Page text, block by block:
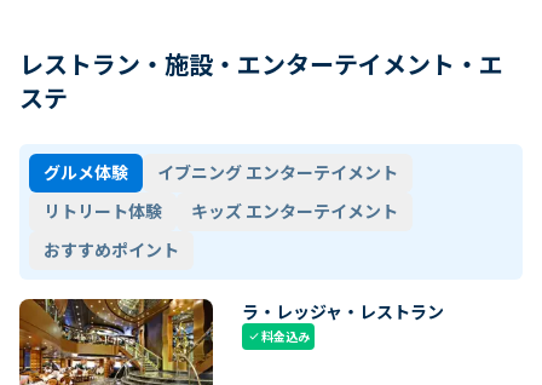
レストラン・施設・エンターテイメント・エ
ステ
グルメ体験
イブニング エンターテイメント
リトリート体験
キッズ エンターテイメント
おすすめポイント
ラ・レッジャ・レストラン
check料金込み